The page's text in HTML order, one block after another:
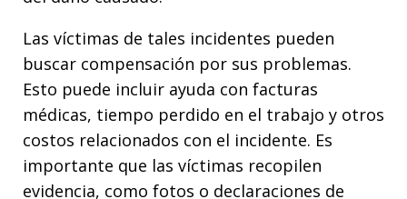
Las víctimas de tales incidentes pueden
buscar compensación por sus problemas.
Esto puede incluir ayuda con facturas
médicas, tiempo perdido en el trabajo y otros
costos relacionados con el incidente. Es
importante que las víctimas recopilen
evidencia, como fotos o declaraciones de